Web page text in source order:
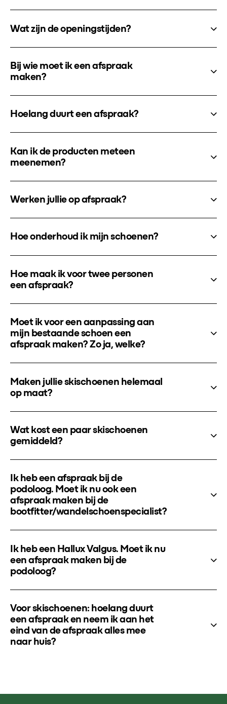
Wat zijn de openingstijden?
Bij wie moet ik een afspraak
maken?
Hoelang duurt een afspraak?
Kan ik de producten meteen
meenemen?
Werken jullie op afspraak?
Hoe onderhoud ik mijn schoenen?
Hoe maak ik voor twee personen
een afspraak?
Moet ik voor een aanpassing aan
mijn bestaande schoen een
afspraak maken? Zo ja, welke?
Maken jullie skischoenen helemaal
op maat?
Wat kost een paar skischoenen
gemiddeld?
Ik heb een afspraak bij de
podoloog. Moet ik nu ook een
afspraak maken bij de
bootfitter/wandelschoenspecialist?
Ik heb een Hallux Valgus. Moet ik nu
een afspraak maken bij de
podoloog?
Voor skischoenen: hoelang duurt
een afspraak en neem ik aan het
eind van de afspraak alles mee
naar huis?